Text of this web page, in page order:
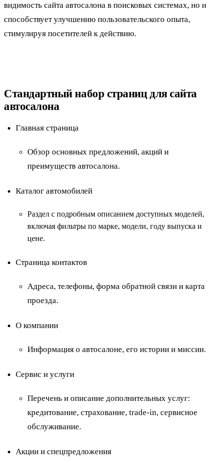
видимость сайта автосалона в поисковых системах, но и
способствует улучшению пользовательского опыта,
стимулируя посетителей к действию.
Стандартный набор страниц для сайта
автосалона
Главная страница
Обзор основных предложений, акций и
преимуществ автосалона.
Каталог автомобилей
Раздел с подробным описанием доступных моделей,
включая фильтры по марке, модели, году выпуска и
цене.
Страница контактов
Адреса, телефоны, форма обратной связи и карта
проезда.
О компании
Информация о автосалоне, его истории и миссии.
Сервис и услуги
Перечень и описание дополнительных услуг:
кредитование, страхование, trade-in, сервисное
обслуживание.
Акции и спецпредложения